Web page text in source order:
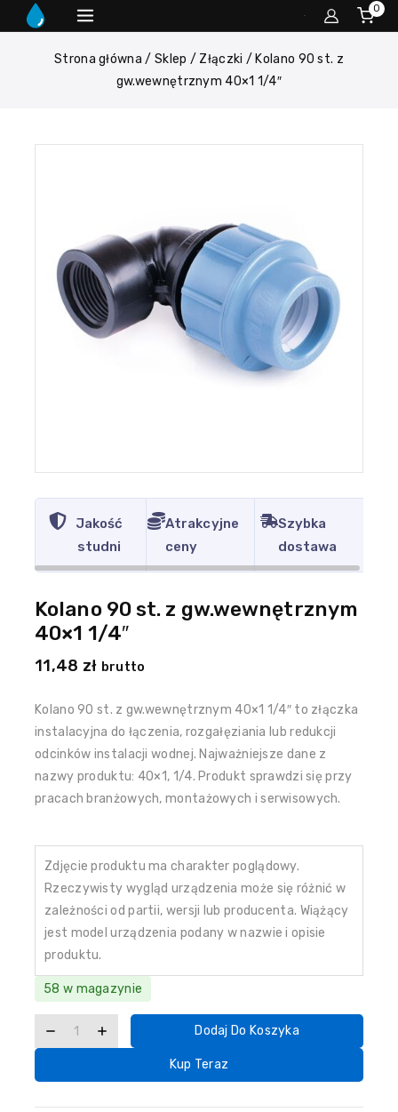
0
Strona główna / Sklep / Złączki / Kolano 90 st. z
gw.wewnętrznym 40×1 1/4″
Jakość
studni
Atrakcyjne
ceny
Szybka
dostawa
Kolano 90 st. z gw.wewnętrznym
40×1 1/4″
11,48 zł brutto
Kolano 90 st. z gw.wewnętrznym 40×1 1/4″ to złączka
instalacyjna do łączenia, rozgałęziania lub redukcji
odcinków instalacji wodnej. Najważniejsze dane z
nazwy produktu: 40×1, 1/4. Produkt sprawdzi się przy
pracach branżowych, montażowych i serwisowych.
Zdjęcie produktu ma charakter poglądowy.
Rzeczywisty wygląd urządzenia może się różnić w
zależności od partii, wersji lub producenta. Wiążący
jest model urządzenia podany w nazwie i opisie
produktu.
58 w magazynie
Dodaj Do Koszyka
Kup Teraz